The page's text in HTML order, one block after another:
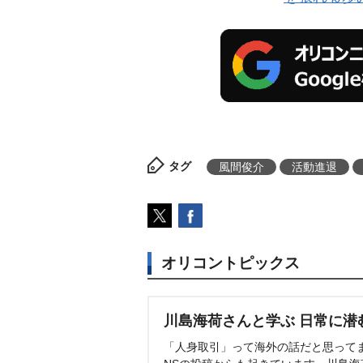
タグ 風間俊介 活動進退
オリコントピックス
川島海荷さんと学ぶ 日常に
「人身取引」って海外の話だと思っ